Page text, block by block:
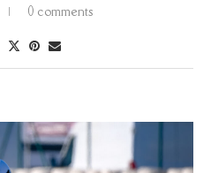
0 comments